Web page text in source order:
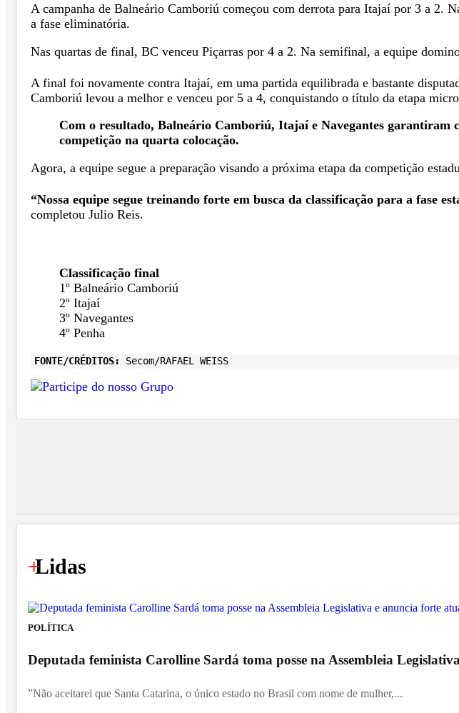
A campanha de Balneário Camboriú começou com derrota para Itajaí por 3 a 2.
a fase eliminatória.
Nas quartas de final, BC venceu Piçarras por 4 a 2. Na semifinal, a equipe
A final foi novamente contra Itajaí, em uma partida equilibrada e bastante
Camboriú levou a melhor e venceu por 5 a 4, conquistando o título da etapa
Com o resultado, Balneário Camboriú, Itajaí e Navegantes garantiram
competição na quarta colocação.
Agora, a equipe segue a preparação visando a próxima etapa da competição
“Nossa equipe segue treinando forte em busca da classificação para a fase
completou Julio Reis.
Classificação final
1º Balneário Camboriú
2º Itajaí
3º Navegantes
4º Penha
FONTE/CRÉDITOS: Secom/RAFAEL WEISS
+
Lidas
POLÍTICA
Deputada feminista Carolline Sardá toma posse na Assembleia
”Não aceitarei que Santa Catarina, o único estado no Brasil com nome de mulher,...